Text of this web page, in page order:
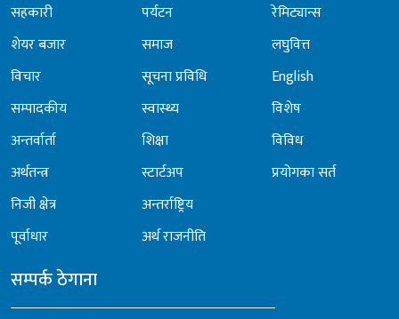
सहकारी
शेयर बजार
विचार
सम्पादकीय
अन्तर्वार्ता
अर्थतन्त्र
निजी क्षेत्र
पूर्वाधार
पर्यटन
समाज
सूचना प्रविधि
स्वास्थ्य
शिक्षा
स्टार्टअप
अन्तर्राष्ट्रिय
अर्थ राजनीति
रेमिट्यान्स
लघुवित्त
English
विशेष
विविध
प्रयोगका सर्त
सम्पर्क ठेगाना